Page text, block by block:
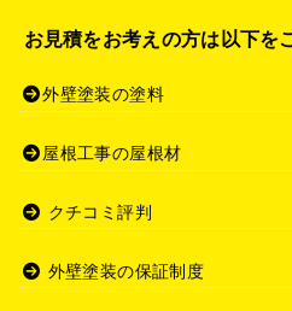
お見積をお考えの方は以下を
外壁塗装の塗料
屋根工事の屋根材
クチコミ評判
外壁塗装の保証制度